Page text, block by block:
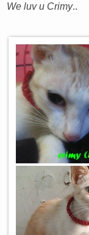
We luv u Crimy..